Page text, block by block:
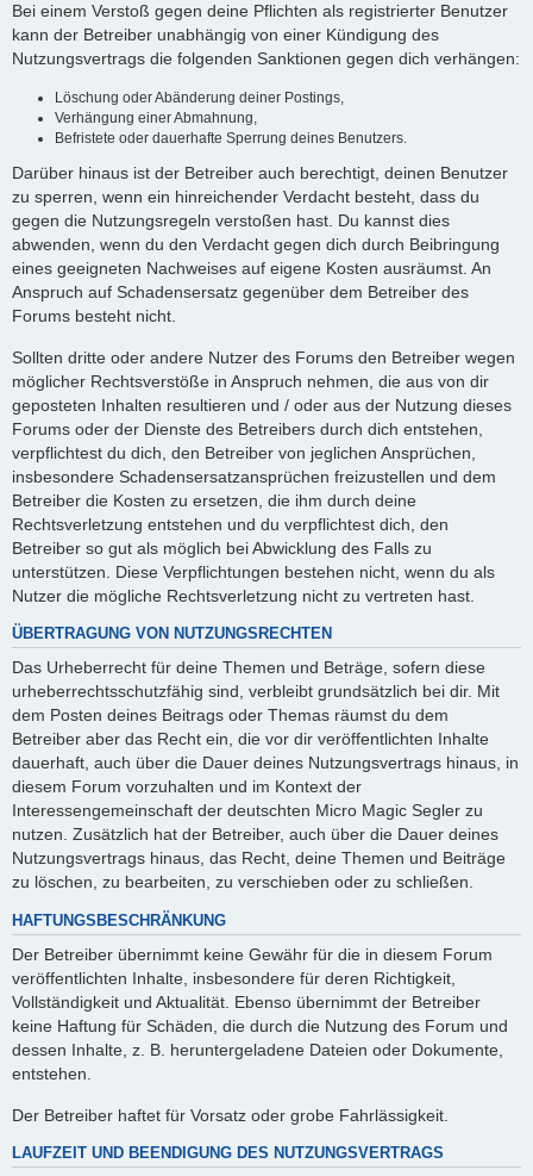
Bei einem Verstoß gegen deine Pflichten als registrierter Benutzer
kann der Betreiber unabhängig von einer Kündigung des
Nutzungsvertrags die folgenden Sanktionen gegen dich verhängen:
Löschung oder Abänderung deiner Postings,
Verhängung einer Abmahnung,
Befristete oder dauerhafte Sperrung deines Benutzers.
Darüber hinaus ist der Betreiber auch berechtigt, deinen Benutzer
zu sperren, wenn ein hinreichender Verdacht besteht, dass du
gegen die Nutzungsregeln verstoßen hast. Du kannst dies
abwenden, wenn du den Verdacht gegen dich durch Beibringung
eines geeigneten Nachweises auf eigene Kosten ausräumst. An
Anspruch auf Schadensersatz gegenüber dem Betreiber des
Forums besteht nicht.
Sollten dritte oder andere Nutzer des Forums den Betreiber wegen
möglicher Rechtsverstöße in Anspruch nehmen, die aus von dir
geposteten Inhalten resultieren und / oder aus der Nutzung dieses
Forums oder der Dienste des Betreibers durch dich entstehen,
verpflichtest du dich, den Betreiber von jeglichen Ansprüchen,
insbesondere Schadensersatzansprüchen freizustellen und dem
Betreiber die Kosten zu ersetzen, die ihm durch deine
Rechtsverletzung entstehen und du verpflichtest dich, den
Betreiber so gut als möglich bei Abwicklung des Falls zu
unterstützen. Diese Verpflichtungen bestehen nicht, wenn du als
Nutzer die mögliche Rechtsverletzung nicht zu vertreten hast.
ÜBERTRAGUNG VON NUTZUNGSRECHTEN
Das Urheberrecht für deine Themen und Beträge, sofern diese
urheberrechtsschutzfähig sind, verbleibt grundsätzlich bei dir. Mit
dem Posten deines Beitrags oder Themas räumst du dem
Betreiber aber das Recht ein, die vor dir veröffentlichten Inhalte
dauerhaft, auch über die Dauer deines Nutzungsvertrags hinaus, in
diesem Forum vorzuhalten und im Kontext der
Interessengemeinschaft der deutschten Micro Magic Segler zu
nutzen. Zusätzlich hat der Betreiber, auch über die Dauer deines
Nutzungsvertrags hinaus, das Recht, deine Themen und Beiträge
zu löschen, zu bearbeiten, zu verschieben oder zu schließen.
HAFTUNGSBESCHRÄNKUNG
Der Betreiber übernimmt keine Gewähr für die in diesem Forum
veröffentlichten Inhalte, insbesondere für deren Richtigkeit,
Vollständigkeit und Aktualität. Ebenso übernimmt der Betreiber
keine Haftung für Schäden, die durch die Nutzung des Forum und
dessen Inhalte, z. B. heruntergeladene Dateien oder Dokumente,
entstehen.
Der Betreiber haftet für Vorsatz oder grobe Fahrlässigkeit.
LAUFZEIT UND BEENDIGUNG DES NUTZUNGSVERTRAGS